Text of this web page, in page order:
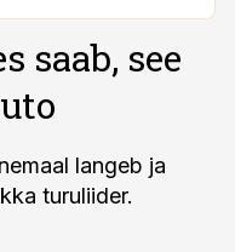
saab, see
langeb ja
turuliider.